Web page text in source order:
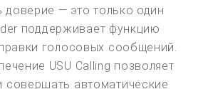
доверие — это только один
поддерживает функцию
голосовых сообщений.
USU Calling позволяет
автоматические